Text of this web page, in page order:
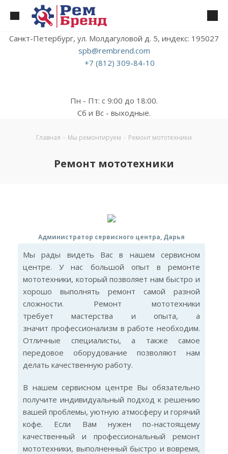
Санкт-Петербург, ул. Молдагуловой д. 5, индекс: 195027
spb@rembrend.com
+7 (812) 309-84-10
Пн - Пт: с 9:00 до 18:00.
Сб и Вс - выходные.
Главная - Мы ремонтируем - Ремонт мототехники
Ремонт мототехники
Администратор сервисного центра, Дарья
Мы рады видеть Вас в нашем сервисном
центре. У нас большой опыт в ремонте
мототехники, который позволяет нам быстро и
хорошо выполнять ремонт самой разной
сложности. Ремонт мототехники
требует мастерства и опыта, а
значит профессионализм в работе необходим.
Отличные специалисты, а также самое
передовое оборудование позволяют нам
делать качественную работу.
В нашем сервисном центре Вы обязательно
получите индивидуальный подход к решению
вашей проблемы, уютную атмосферу и горячий
кофе. Если Вам нужен по-настоящему
качественный и профессиональный ремонт
мототехники, выполненный быстро и вовремя,